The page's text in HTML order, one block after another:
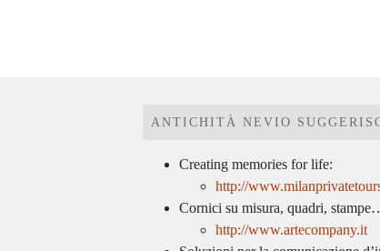
ANTICHITÀ NEVIO
Creating memories for life:
http://
Cornici su misura, quadri,
http://www.artecompany.it